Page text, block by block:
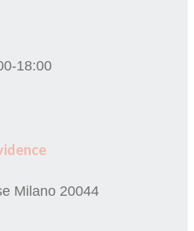
18:00
Milano 20044